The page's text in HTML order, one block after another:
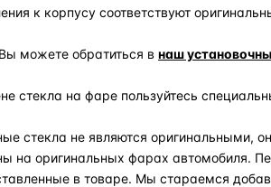
к корпусу соответствуют
можете обратиться в наш
стекла на фаре пользуйтесь
стекла не являются оригинальными,
на оригинальных фарах автомобиля.
в товаре. Мы стараемся